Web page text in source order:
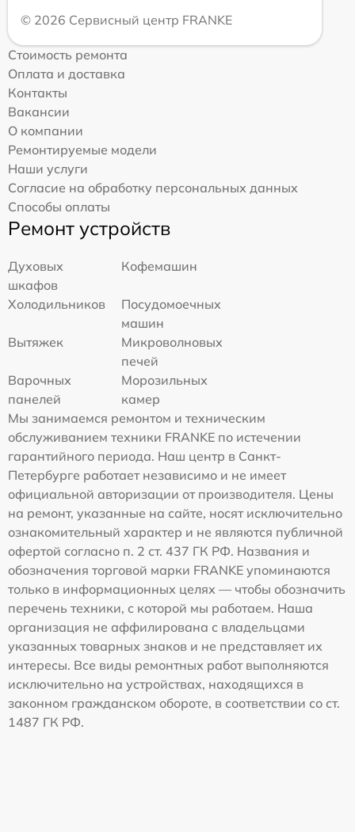
© 2026 Сервисный центр FRANKE
Стоимость ремонта
Оплата и доставка
Контакты
Вакансии
О компании
Ремонтируемые модели
Наши услуги
Согласие на обработку персональных данных
Способы оплаты
Ремонт устройств
Духовых
шкафов
Кофемашин
Холодильников
Посудомоечных
машин
Вытяжек
Микроволновых
печей
Варочных
панелей
Морозильных
камер
Мы занимаемся ремонтом и техническим
обслуживанием техники FRANKE по истечении
гарантийного периода. Наш центр в Санкт-
Петербурге работает независимо и не имеет
официальной авторизации от производителя. Цены
на ремонт, указанные на сайте, носят исключительно
ознакомительный характер и не являются публичной
офертой согласно п. 2 ст. 437 ГК РФ. Названия и
обозначения торговой марки FRANKE упоминаются
только в информационных целях — чтобы обозначить
перечень техники, с которой мы работаем. Наша
организация не аффилирована с владельцами
указанных товарных знаков и не представляет их
интересы. Все виды ремонтных работ выполняются
исключительно на устройствах, находящихся в
законном гражданском обороте, в соответствии со ст.
1487 ГК РФ.